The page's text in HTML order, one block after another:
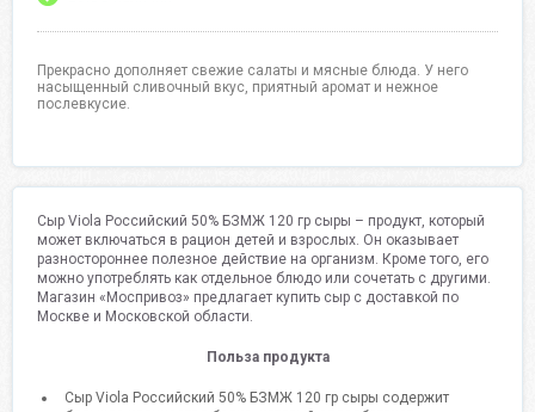
Прекрасно дополняет свежие салаты и мясные блюда. У него
насыщенный сливочный вкус, приятный аромат и нежное
послевкусие.
Сыр Viola Российский 50% БЗМЖ 120 гр сыры – продукт, который
может включаться в рацион детей и взрослых. Он оказывает
разностороннее полезное действие на организм. Кроме того, его
можно употреблять как отдельное блюдо или сочетать с другими.
Магазин «Моспривоз» предлагает купить сыр с доставкой по
Москве и Московской области.
Польза продукта
Сыр Viola Российский 50% БЗМЖ 120 гр сыры содержит